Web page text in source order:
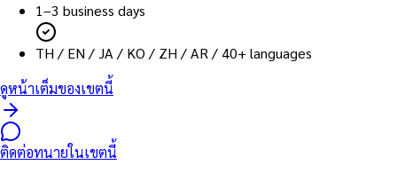
1–3 business days
TH / EN / JA / KO / ZH / AR / 40+ languages
ดูหน้าเต็มของเขตนี้
ติดต่อทนายในเขตนี้